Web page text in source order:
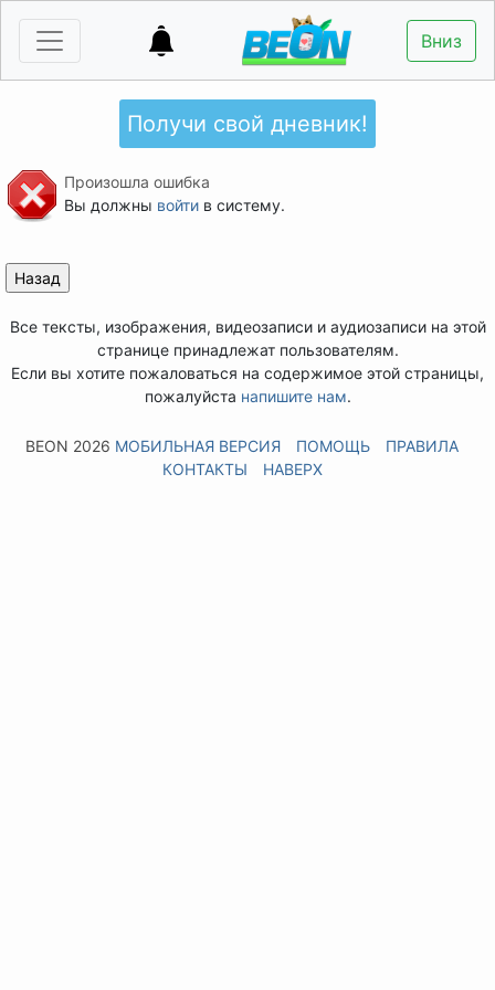
Вниз
Получи свой дневник!
Произошла ошибка
Вы должны войтив систему.
Все тексты, изображения, видеозаписи и аудиозаписи на этой
странице принадлежат пользователям.
Если вы хотите пожаловаться на содержимое этой страницы,
пожалуйста напишите нам.
BEON 2026 МОБИЛЬНАЯ ВЕРСИЯ ПОМОЩЬ
ПРАВИЛА
КОНТАКТЫ
НАВЕРХ